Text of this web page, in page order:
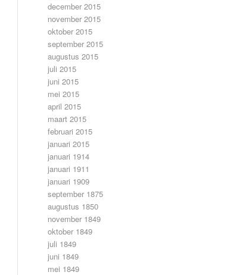
december 2015
november 2015
oktober 2015
september 2015
augustus 2015
juli 2015
juni 2015
mei 2015
april 2015
maart 2015
februari 2015
januari 2015
januari 1914
januari 1911
januari 1909
september 1875
augustus 1850
november 1849
oktober 1849
juli 1849
juni 1849
mei 1849